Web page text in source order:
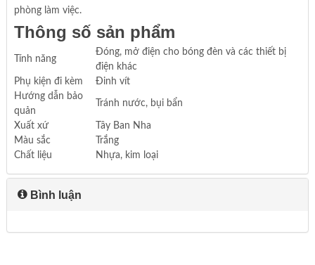
phòng làm việc.
Thông số sản phẩm
Tính năng
Đóng, mở điện cho bóng đèn và các thiết bị
điện khác
Phụ kiện đi kèm
Đinh vít
Hướng dẫn bảo
quản
Tránh nước, bụi bẩn
Xuất xứ
Tây Ban Nha
Màu sắc
Trắng
Chất liệu
Nhựa, kim loại
Bình luận